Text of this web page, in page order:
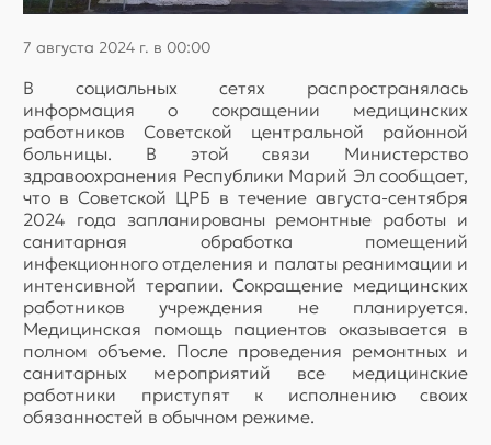
7 августа 2024 г. в 00:00
В социальных сетях распространялась
информация о сокращении медицинских
работников Советской центральной районной
больницы. В этой связи Министерство
здравоохранения Республики Марий Эл сообщает,
что в Советской ЦРБ в течение августа-сентября
2024 года запланированы ремонтные работы и
санитарная обработка помещений
инфекционного отделения и палаты реанимации и
интенсивной терапии. Сокращение медицинских
работников учреждения не планируется.
Медицинская помощь пациентов оказывается в
полном объеме. После проведения ремонтных и
санитарных мероприятий все медицинские
работники приступят к исполнению своих
обязанностей в обычном режиме.